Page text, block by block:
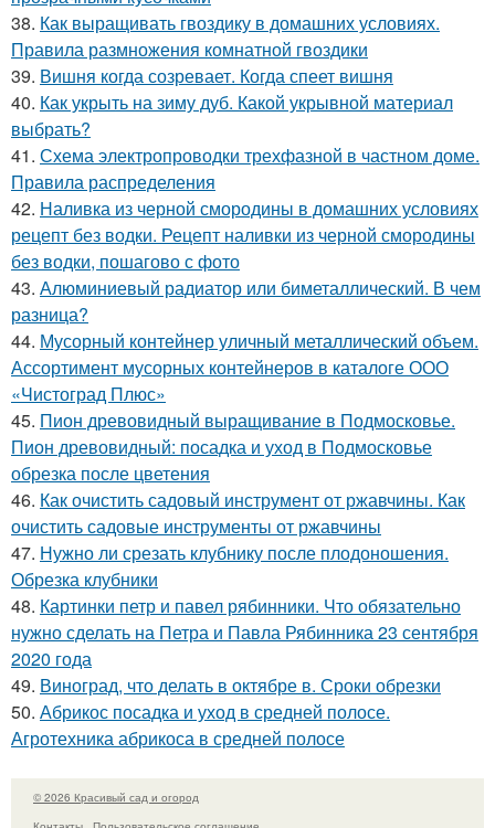
38. Как выращивать гвоздику в домашних условиях.
Правила размножения комнатной гвоздики
39. Вишня когда созревает. Когда спеет вишня
40. Как укрыть на зиму дуб. Какой укрывной материал
выбрать?
41. Схема электропроводки трехфазной в частном доме.
Правила распределения
42. Наливка из черной смородины в домашних условиях
рецепт без водки. Рецепт наливки из черной смородины
без водки, пошагово с фото
43. Алюминиевый радиатор или биметаллический. В чем
разница?
44. Мусорный контейнер уличный металлический объем.
Ассортимент мусорных контейнеров в каталоге ООО
«Чистоград Плюс»
45. Пион древовидный выращивание в Подмосковье.
Пион древовидный: посадка и уход в Подмосковье
обрезка после цветения
46. Как очистить садовый инструмент от ржавчины. Как
очистить садовые инструменты от ржавчины
47. Нужно ли срезать клубнику после плодоношения.
Обрезка клубники
48. Картинки петр и павел рябинники. Что обязательно
нужно сделать на Петра и Павла Рябинника 23 сентября
2020 года
49. Виноград, что делать в октябре в. Сроки обрезки
50. Абрикос посадка и уход в средней полосе.
Агротехника абрикоса в средней полосе
© 2026 Красивый сад и огород